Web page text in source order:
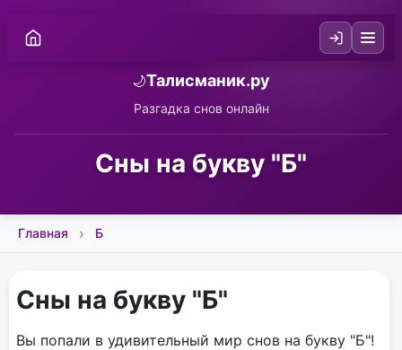
🌙Талисманик.ру
Разгадка снов онлайн
Сны на букву "Б"
Главная Б
Сны на букву "Б"
Вы попали в удивительный мир снов на букву "Б"!